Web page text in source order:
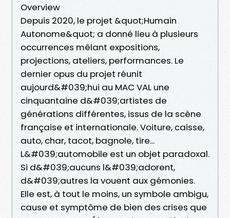
Overview
Depuis 2020, le projet &quot;Humain
Autonome&quot; a donné lieu à plusieurs
occurrences mêlant expositions,
projections, ateliers, performances. Le
dernier opus du projet réunit
aujourd&#039;hui au MAC VAL une
cinquantaine d&#039;artistes de
générations différentes, issus de la scène
française et internationale. Voiture, caisse,
auto, char, tacot, bagnole, tire...
L&#039;automobile est un objet paradoxal.
Si d&#039;aucuns l&#039;adorent,
d&#039;autres la vouent aux gémonies.
Elle est, à tout le moins, un symbole ambigu,
cause et symptôme de bien des crises que